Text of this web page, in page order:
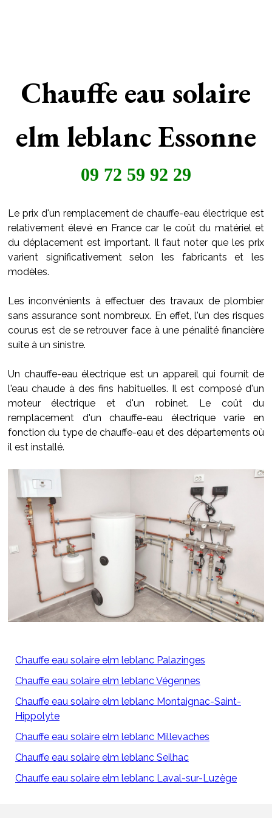
Chauffe eau solaire
elm leblanc Essonne
09 72 59 92 29
Le prix d'un remplacement de chauffe-eau électrique est
relativement élevé en France car le coût du matériel et
du déplacement est important. Il faut noter que les prix
varient significativement selon les fabricants et les
modèles.
Les inconvénients à effectuer des travaux de plombier
sans assurance sont nombreux. En effet, l'un des risques
courus est de se retrouver face à une pénalité financière
suite à un sinistre.
Un chauffe-eau électrique est un appareil qui fournit de
l'eau chaude à des fins habituelles. Il est composé d'un
moteur électrique et d'un robinet. Le coût du
remplacement d'un chauffe-eau électrique varie en
fonction du type de chauffe-eau et des départements où
il est installé.
Chauffe eau solaire elm leblanc Palazinges
Chauffe eau solaire elm leblanc Végennes
Chauffe eau solaire elm leblanc Montaignac-Saint-
Hippolyte
Chauffe eau solaire elm leblanc Millevaches
Chauffe eau solaire elm leblanc Seilhac
Chauffe eau solaire elm leblanc Laval-sur-Luzège